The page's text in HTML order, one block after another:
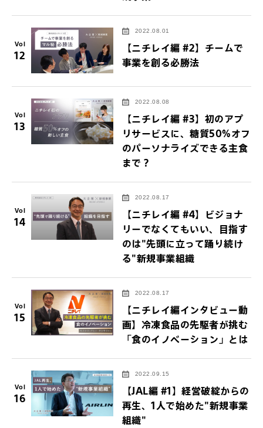
Vol
12
2022.08.01
【ニチレイ編 #2】チームで
事業を創る必勝法
Vol
13
2022.08.08
【ニチレイ編 #3】初のアプ
リサービスに、糖質50%オフ
のパーソナライズできる主食
まで？
Vol
14
2022.08.17
【ニチレイ編 #4】ビジョナ
リーでなくてもいい、目指す
のは"先頭に立って踊り続け
る"新規事業組織
Vol
15
2022.08.17
【ニチレイ編インタビュー動
画】冷凍食品の先駆者が挑む
「食のイノベーション」とは
Vol
16
2022.09.15
【JAL編 #1】経営破綻からの
再生、1人で始めた"新規事業
組織"